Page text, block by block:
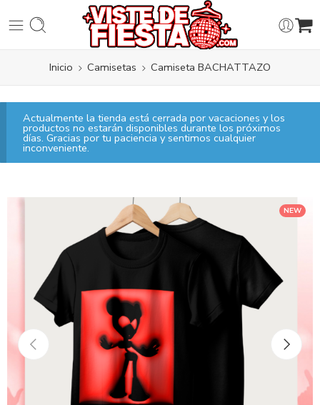
Inicio Camisetas Camiseta BACHATTAZO
Actualmente la tienda está cerrada por vacaciones y los
productos no estarán disponibles durante los próximos
días. Gracias por tu paciencia y sentimos cualquier
inconveniente.
NEW